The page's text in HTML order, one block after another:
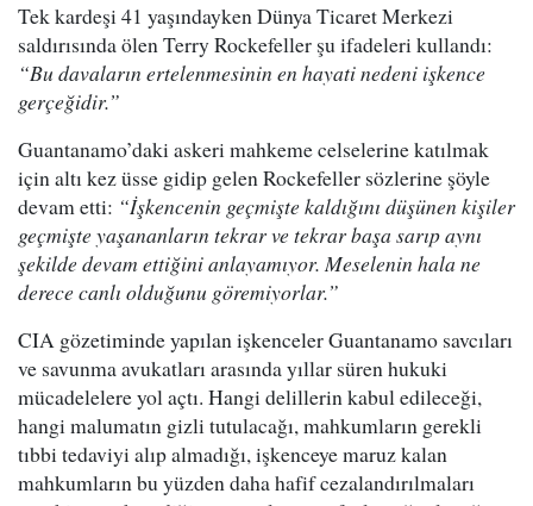
Tek kardeşi 41 yaşındayken Dünya Ticaret Merkezi
saldırısında ölen Terry Rockefeller şu ifadeleri kullandı:
“Bu davaların ertelenmesinin en hayati nedeni işkence
gerçeğidir.”
Guantanamo’daki askeri mahkeme celselerine katılmak
için altı kez üsse gidip gelen Rockefeller sözlerine şöyle
devam etti: “İşkencenin geçmişte kaldığını düşünen kişiler
geçmişte yaşananların tekrar ve tekrar başa sarıp aynı
şekilde devam ettiğini anlayamıyor. Meselenin hala ne
derece canlı olduğunu göremiyorlar.”
CIA gözetiminde yapılan işkenceler Guantanamo savcıları
ve savunma avukatları arasında yıllar süren hukuki
mücadelelere yol açtı. Hangi delillerin kabul edileceği,
hangi malumatın gizli tutulacağı, mahkumların gerekli
tıbbi tedaviyi alıp almadığı, işkenceye maruz kalan
mahkumların bu yüzden daha hafif cezalandırılmaları